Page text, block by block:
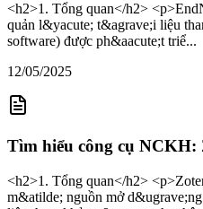
<h2>1. Tổng quan</h2>
quản l&yacute; t&agrave;i liệu
software) được ph&aacute;t triể...
12/05/2025
Tìm hiểu công cụ NCKH:
<h2>1. Tổng quan</h2>
m&atilde; nguồn mở